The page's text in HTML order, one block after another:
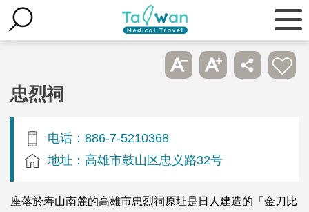
忠烈祠
电话：886-7-5210368
地址：高雄市鼓山区忠义路32号
座落於寿山南麓的高雄市忠烈祠原址是日人建造的「金刀比